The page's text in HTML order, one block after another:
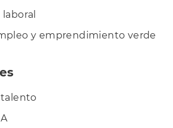
y emprendimiento verde